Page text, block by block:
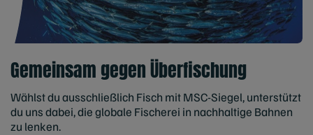
Gemeinsam gegen Überfischung
Wählst du ausschließlich Fisch mit MSC-Siegel, unterstützt
du uns dabei, die globale Fischerei in nachhaltige Bahnen
zu lenken.